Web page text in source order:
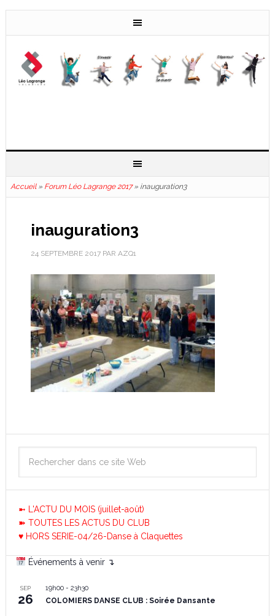
Accueil» Forum Léo Lagrange 2017» inauguration3
inauguration3
24 SEPTEMBRE 2017PAR AZQ1
➼ L'ACTU DU MOIS (juillet-août)
➽ TOUTES LES ACTUS DU CLUB
♥ HORS SERIE-04/26-Danse à Claquettes
Événements à venir ↴
SEP
26
19h00- 23h30
COLOMIERS DANSE CLUB : Soirée Dansante